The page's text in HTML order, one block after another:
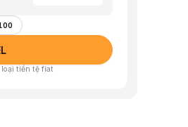
loại tiền tệ fiat